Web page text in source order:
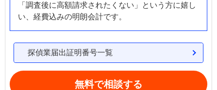
「調査後に高額請求されたくない」という方に嬉し
い、経費込みの明朗会計です。
探偵業届出証明番号一覧
無料で相談する